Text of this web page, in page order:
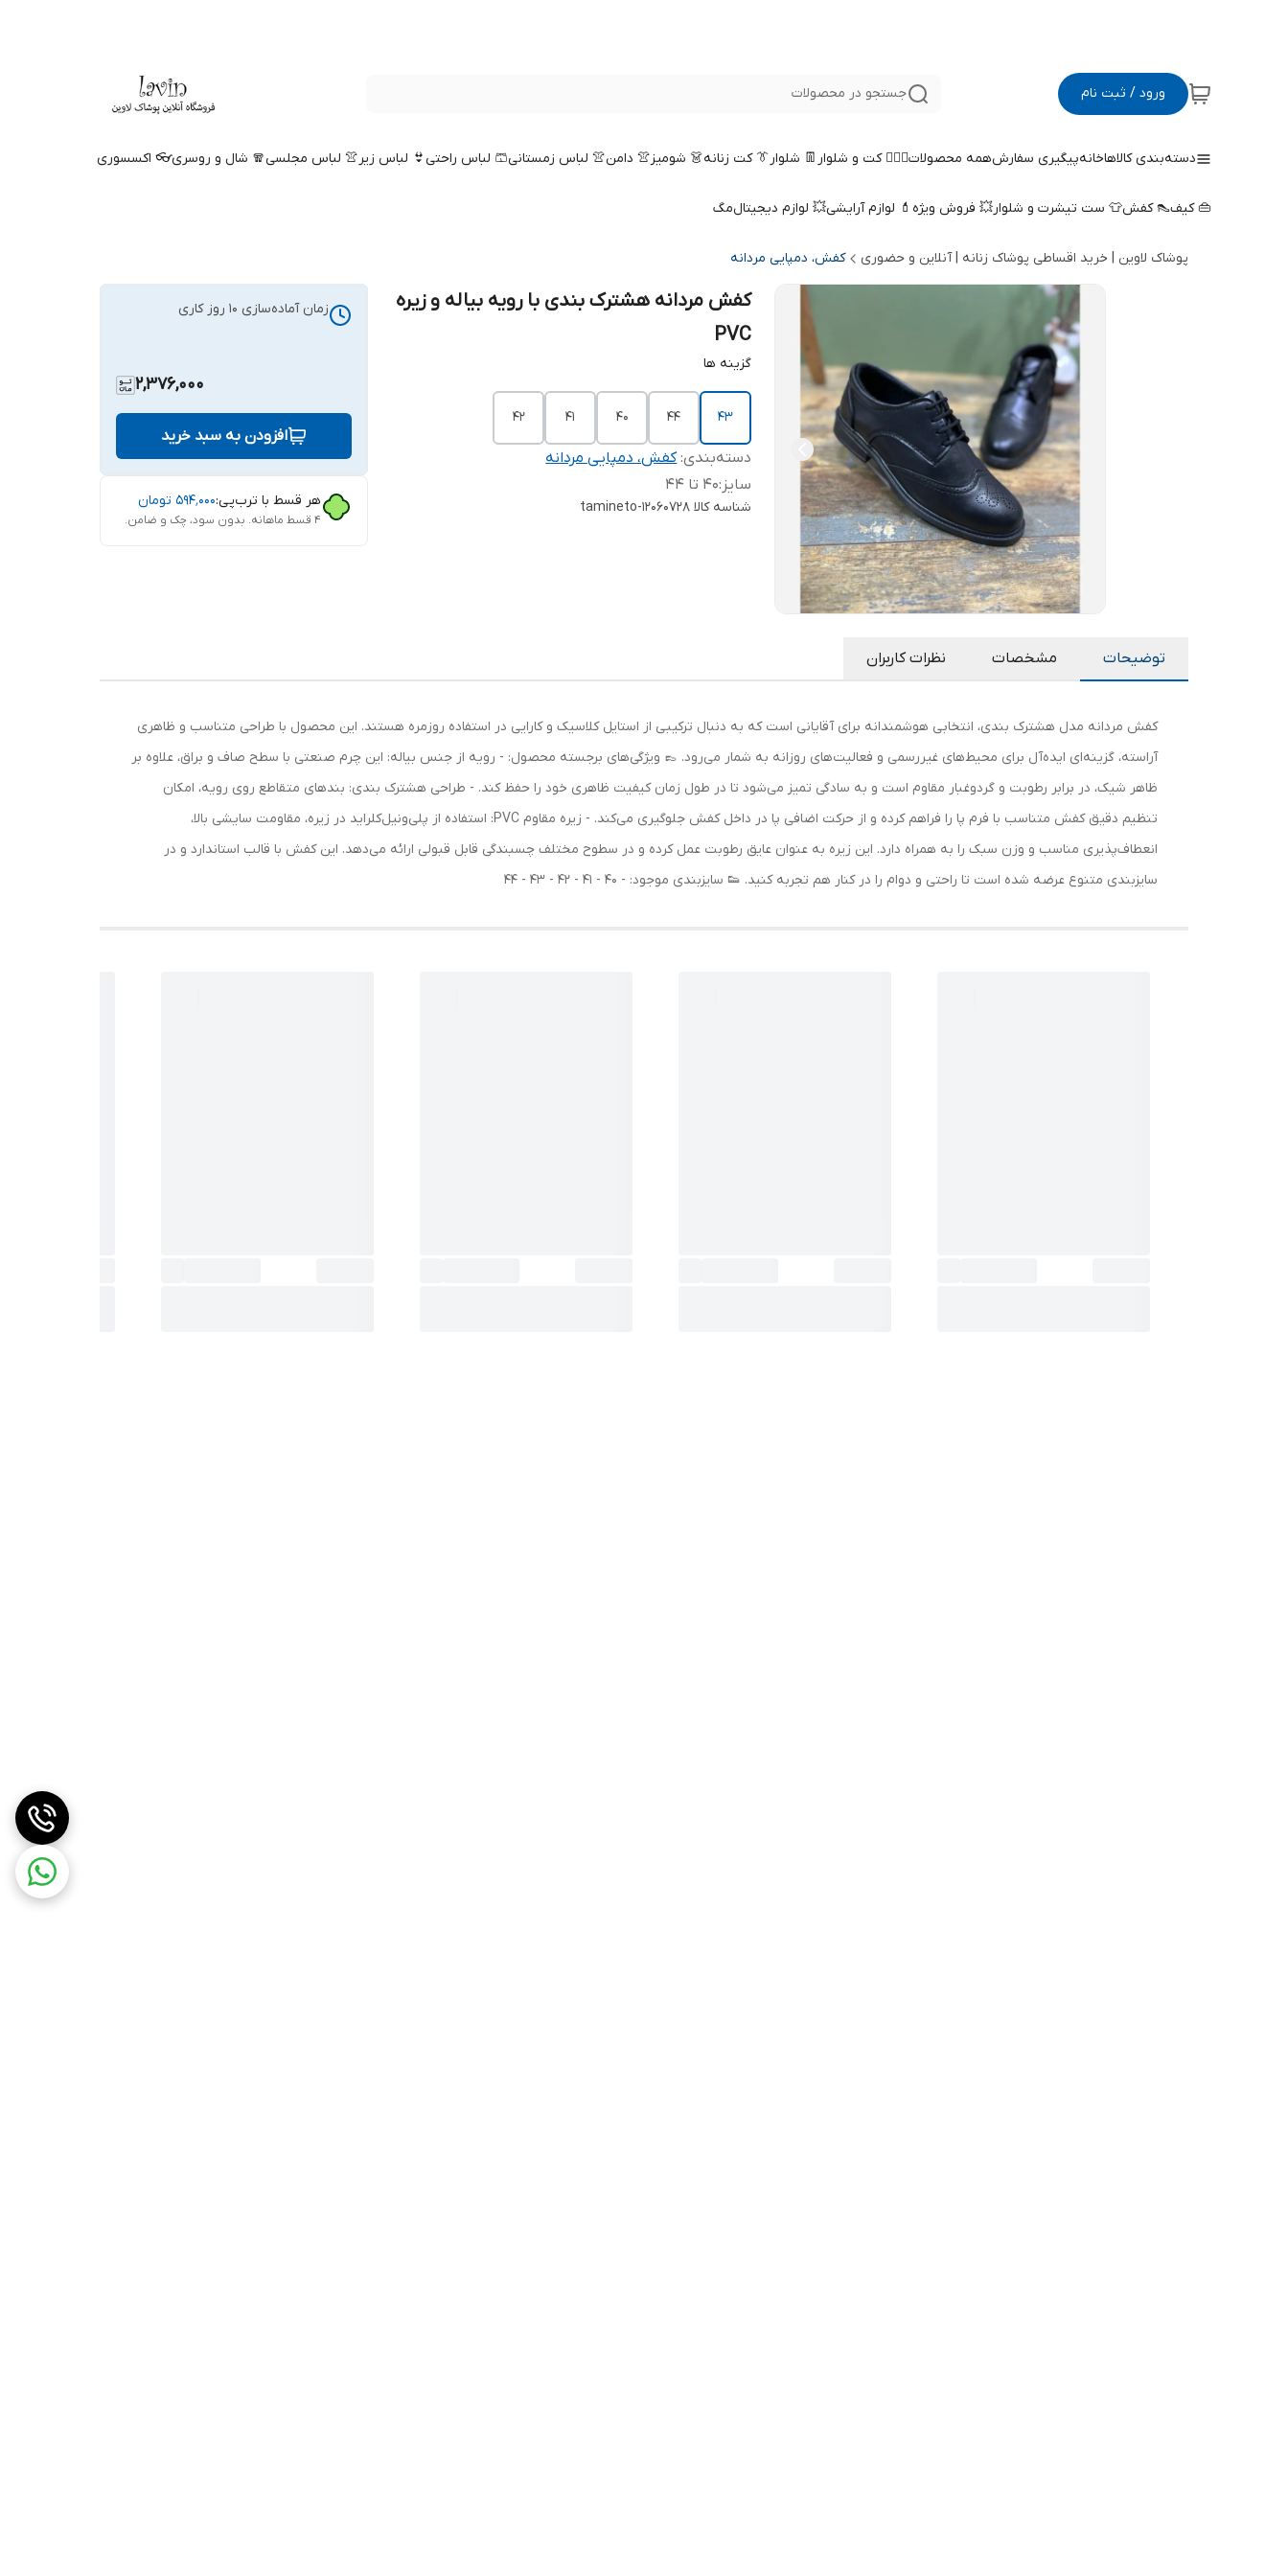
ورود / ثبت نام جستجو در محصولات
دسته‌بندی کالاهاخانهپیگیری سفارشهمه محصولات🤵🏻‍♀️ کت و شلوار 👖 شلوار👔 کت زنانه👗 شومیز👚 دامن👚 لباس زمستانی🩳 لباس راحتی👙 لباس زیر👚 لباس مجلسی🧣 شال و روسری👓 اکسسوری
👜 کیف👠 کفش👕 ست تیشرت و شلوار💥 فروش ویژه 💄 لوازم آرایشی💥 لوازم دیجیتالمگ
پوشاک لاوین | خرید اقساطی پوشاک زنانه | آنلاین و حضوری کفش، دمپایی مردانه
کفش مردانه هشترک بندی با رویه بیاله و زیره
PVC
گزینه ها
43
44
40
41
42
دسته‌بندی:کفش، دمپایی مردانه
سایز :۴۰ تا ۴۴
شناسه کالا tamineto-12060728
زمان آماده‌سازی 10 روز کاری
2,376,000
افزودن به سبد خرید
هر قسط با ترب‌پی:۵۹۴٬۰۰۰ تومان
۴ قسط ماهانه. بدون سود، چک و ضامن.
توضیحات مشخصات نظرات کاربران
کفش مردانه مدل هشترک بندی، انتخابی هوشمندانه برای آقایانی است که به دنبال ترکیبی از استایل کلاسیک و کارایی در استفاده روزمره هستند. این محصول با طراحی متناسب و ظاهری
آراسته، گزینه‌ای ایده‌آل برای محیط‌های غیررسمی و فعالیت‌های روزانه به شمار می‌رود. 👞 ویژگی‌های برجسته محصول: - رویه از جنس بیاله: این چرم صنعتی با سطح صاف و براق، علاوه بر
ظاهر شیک، در برابر رطوبت و گردوغبار مقاوم است و به سادگی تمیز می‌شود تا در طول زمان کیفیت ظاهری خود را حفظ کند. - طراحی هشترک بندی: بندهای متقاطع روی رویه، امکان
تنظیم دقیق کفش متناسب با فرم پا را فراهم کرده و از حرکت اضافی پا در داخل کفش جلوگیری می‌کند. - زیره مقاوم PVC: استفاده از پلی‌ونیل‌کلراید در زیره، مقاومت سایشی بالا،
انعطاف‌پذیری مناسب و وزن سبک را به همراه دارد. این زیره به عنوان عایق رطوبت عمل کرده و در سطوح مختلف چسبندگی قابل قبولی ارائه می‌دهد. این کفش با قالب استاندارد و در
سایزبندی متنوع عرضه شده است تا راحتی و دوام را در کنار هم تجربه کنید. 👟 سایزبندی موجود: - 40 - 41 - 42 - 43 - 44